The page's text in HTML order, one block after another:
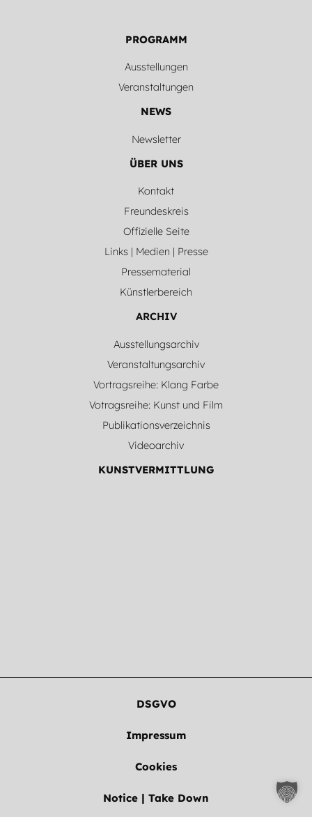
PROGRAMM
Ausstellungen
Veranstaltungen
NEWS
Newsletter
ÜBER UNS
Kontakt
Freundeskreis
Offizielle Seite
Links | Medien | Presse
Pressematerial
Künstlerbereich
ARCHIV
Ausstellungsarchiv
Veranstaltungsarchiv
Vortragsreihe: Klang Farbe
Votragsreihe: Kunst und Film
Publikationsverzeichnis
Videoarchiv
KUNSTVERMITTLUNG
DSGVO
Impressum
Cookies
Notice | Take Down